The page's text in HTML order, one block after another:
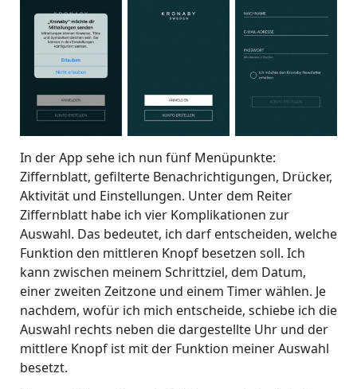
In der App sehe ich nun fünf Menüpunkte:
Ziffernblatt, gefilterte Benachrichtigungen, Drücker,
Aktivität und Einstellungen. Unter dem Reiter
Ziffernblatt habe ich vier Komplikationen zur
Auswahl. Das bedeutet, ich darf entscheiden, welche
Funktion den mittleren Knopf besetzen soll. Ich
kann zwischen meinem Schrittziel, dem Datum,
einer zweiten Zeitzone und einem Timer wählen. Je
nachdem, wofür ich mich entscheide, schiebe ich die
Auswahl rechts neben die dargestellte Uhr und der
mittlere Knopf ist mit der Funktion meiner Auswahl
besetzt.